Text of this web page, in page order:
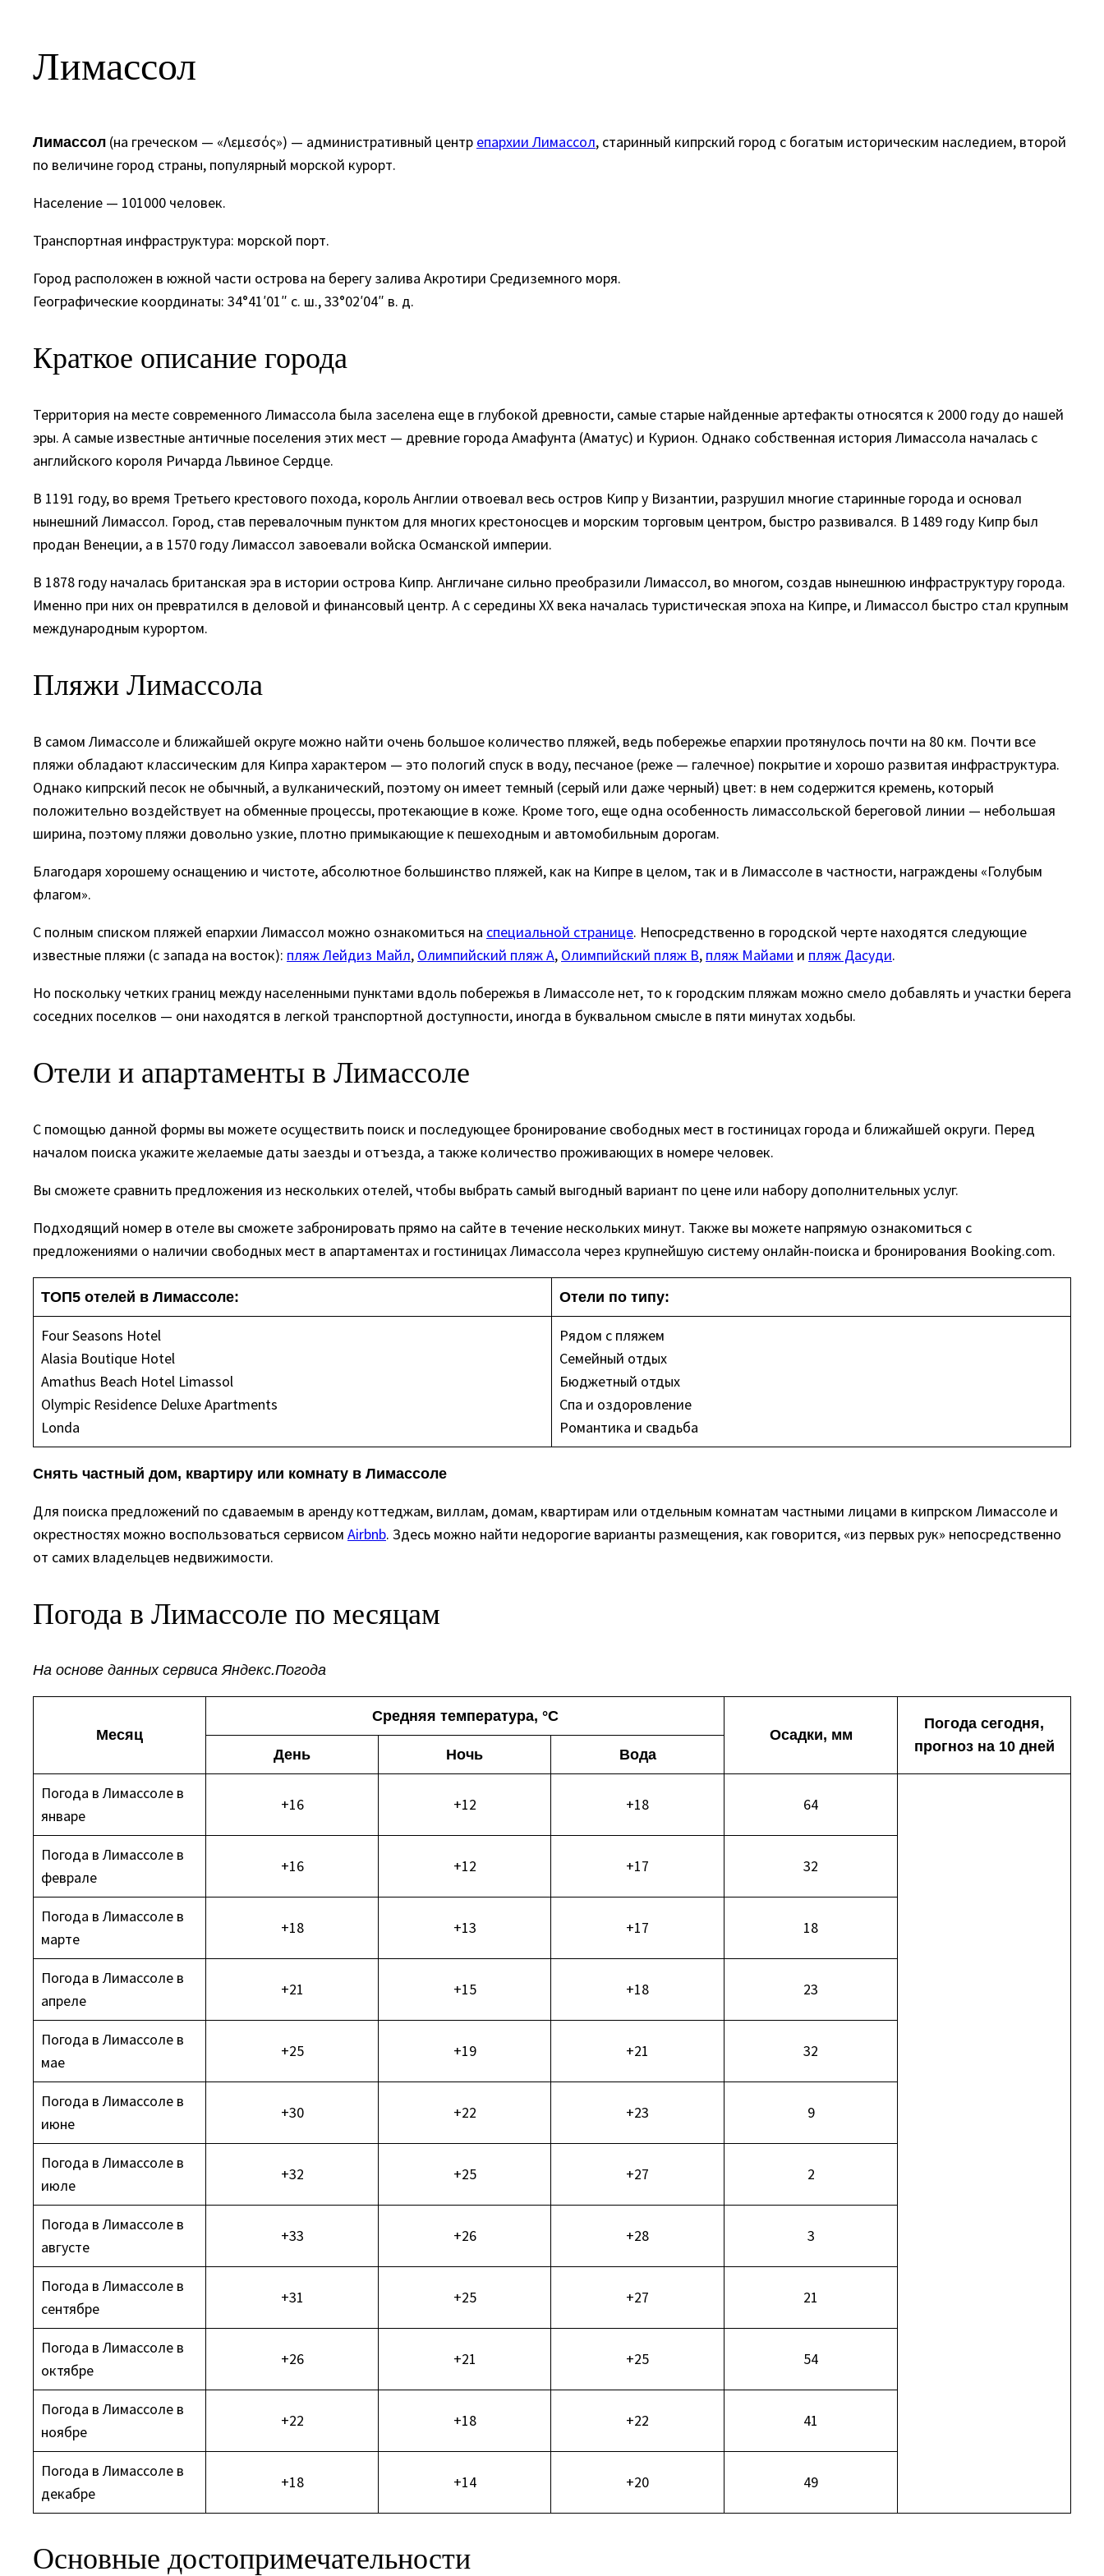
Лимассол
Лимассол (на греческом — «Λεμεσός») — административный центр епархии Лимассол, старинный кипрский город с богатым историческим наследием, второй
по величине город страны, популярный морской курорт.
Население — 101000 человек.
Транспортная инфраструктура: морской порт.
Город расположен в южной части острова на берегу залива Акротири Средиземного моря.
Географические координаты: 34°41′01″ с. ш., 33°02′04″ в. д.
Краткое описание города
Территория на месте современного Лимассола была заселена еще в глубокой древности, самые старые найденные артефакты относятся к 2000 году до нашей
эры. А самые известные античные поселения этих мест — древние города Амафунта (Аматус) и Курион. Однако собственная история Лимассола началась с
английского короля Ричарда Львиное Сердце.
В 1191 году, во время Третьего крестового похода, король Англии отвоевал весь остров Кипр у Византии, разрушил многие старинные города и основал
нынешний Лимассол. Город, став перевалочным пунктом для многих крестоносцев и морским торговым центром, быстро развивался. В 1489 году Кипр был
продан Венеции, а в 1570 году Лимассол завоевали войска Османской империи.
В 1878 году началась британская эра в истории острова Кипр. Англичане сильно преобразили Лимассол, во многом, создав нынешнюю инфраструктуру города.
Именно при них он превратился в деловой и финансовый центр. А с середины XX века началась туристическая эпоха на Кипре, и Лимассол быстро стал крупным
международным курортом.
Пляжи Лимассола
В самом Лимассоле и ближайшей округе можно найти очень большое количество пляжей, ведь побережье епархии протянулось почти на 80 км. Почти все
пляжи обладают классическим для Кипра характером — это пологий спуск в воду, песчаное (реже — галечное) покрытие и хорошо развитая инфраструктура.
Однако кипрский песок не обычный, а вулканический, поэтому он имеет темный (серый или даже черный) цвет: в нем содержится кремень, который
положительно воздействует на обменные процессы, протекающие в коже. Кроме того, еще одна особенность лимассольской береговой линии — небольшая
ширина, поэтому пляжи довольно узкие, плотно примыкающие к пешеходным и автомобильным дорогам.
Благодаря хорошему оснащению и чистоте, абсолютное большинство пляжей, как на Кипре в целом, так и в Лимассоле в частности, награждены «Голубым
флагом».
С полным списком пляжей епархии Лимассол можно ознакомиться на специальной странице. Непосредственно в городской черте находятся следующие
известные пляжи (с запада на восток): пляж Лейдиз Майл, Олимпийский пляж A, Олимпийский пляж B, пляж Майами и пляж Дасуди.
Но поскольку четких границ между населенными пунктами вдоль побережья в Лимассоле нет, то к городским пляжам можно смело добавлять и участки берега
соседних поселков — они находятся в легкой транспортной доступности, иногда в буквальном смысле в пяти минутах ходьбы.
Отели и апартаменты в Лимассоле
С помощью данной формы вы можете осуществить поиск и последующее бронирование свободных мест в гостиницах города и ближайшей округи. Перед
началом поиска укажите желаемые даты заезды и отъезда, а также количество проживающих в номере человек.
Вы сможете сравнить предложения из нескольких отелей, чтобы выбрать самый выгодный вариант по цене или набору дополнительных услуг.
Подходящий номер в отеле вы сможете забронировать прямо на сайте в течение нескольких минут. Также вы можете напрямую ознакомиться с
предложениями о наличии свободных мест в апартаментах и гостиницах Лимассола через крупнейшую систему онлайн-поиска и бронирования Booking.com.
ТОП5 отелей в Лимассоле: Отели по типу:
Four Seasons Hotel
Alasia Boutique Hotel
Amathus Beach Hotel Limassol
Olympic Residence Deluxe Apartments
Londa
Рядом с пляжем
Семейный отдых
Бюджетный отдых
Спа и оздоровление
Романтика и свадьба
Снять частный дом, квартиру или комнату в Лимассоле
Для поиска предложений по сдаваемым в аренду коттеджам, виллам, домам, квартирам или отдельным комнатам частными лицами в кипрском Лимассоле и
окрестностях можно воспользоваться сервисом Airbnb. Здесь можно найти недорогие варианты размещения, как говорится, «из первых рук» непосредственно
от самих владельцев недвижимости.
Погода в Лимассоле по месяцам
На основе данных сервиса Яндекс.Погода
Месяц
Средняя температура, °C
Осадки, мм
Погода сегодня,
прогноз на 10 дней
День Ночь Вода
Погода в Лимассоле в
январе
+16 +12 +18 64
Погода в Лимассоле в
феврале
+16 +12 +17 32
Погода в Лимассоле в
марте
+18 +13 +17 18
Погода в Лимассоле в
апреле
+21 +15 +18 23
Погода в Лимассоле в
мае
+25 +19 +21 32
Погода в Лимассоле в
июне
+30 +22 +23 9
Погода в Лимассоле в
июле
+32 +25 +27 2
Погода в Лимассоле в
августе
+33 +26 +28 3
Погода в Лимассоле в
сентябре
+31 +25 +27 21
Погода в Лимассоле в
октябре
+26 +21 +25 54
Погода в Лимассоле в
ноябре
+22 +18 +22 41
Погода в Лимассоле в
декабре
+18 +14 +20 49
Основные достопримечательности